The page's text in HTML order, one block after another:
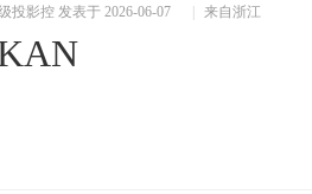
投影控 发表于 2026-06-07 来自浙江